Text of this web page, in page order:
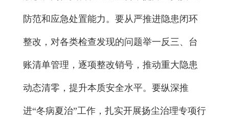
防范和应急处置能力。要从严推进隐患闭环
整改，对各类检查发现的问题举一反三、台
账清单管理，逐项整改销号，推动重大隐患
动态清零，提升本质安全水平。要纵深推
进“冬病夏治”工作，扎实开展扬尘治理专项行